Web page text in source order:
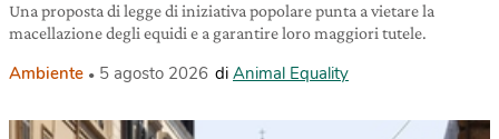
Una proposta di legge di iniziativa popolare punta a vietare la
macellazione degli equidi e a garantire loro maggiori tutele.
Ambiente 5 agosto 2026 di Animal Equality